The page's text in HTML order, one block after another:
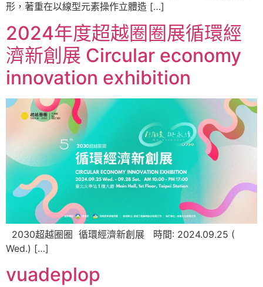
形，著重在以線型元素操作立體造 […]
2024年度超越圈圈展循環經
濟新創展 Circular economy
innovation exhibition
2030超越圈圈 循環經濟新創展 時間: 2024.09.25 (
Wed.) […]
vuadeplop